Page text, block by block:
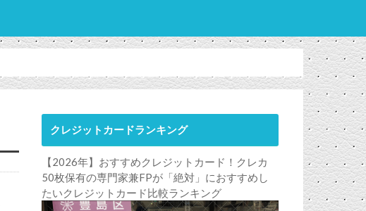
クレジットカードランキング
【2026年】おすすめクレジットカード！クレカ
50枚保有の専門家兼FPが「絶対」におすすめし
たいクレジットカード比較ランキング